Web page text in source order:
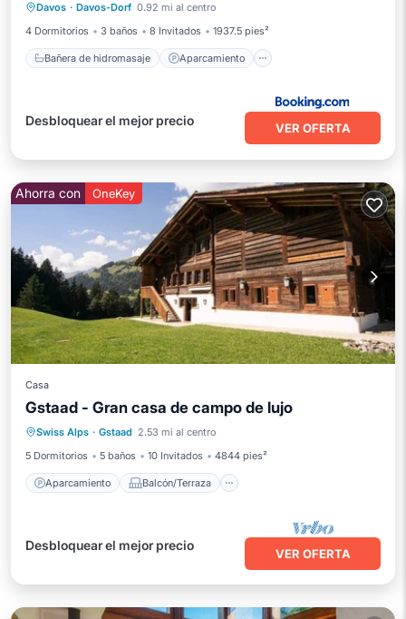
Davos · Davos-Dorf 0.92 mi al centro
4 Dormitorios
3 baños 8 Invitados 1937.5 pies²
Bañera de hidromasaje Aparcamiento
Balcón/Terraza
Vistas
Desbloquear el mejor precio
VER OFERTA
Ahorra con OneKey
Casa
Gstaad - Gran casa de campo de lujo
Swiss Alps · Gstaad 2.53 mi al centro
5 Dormitorios
5 baños 10 Invitados 4844 pies²
Aparcamiento Balcón/Terraza
Aparcamiento
Balcón/Terraza
Cocina
Internet
Desbloquear el mejor precio
VER OFERTA